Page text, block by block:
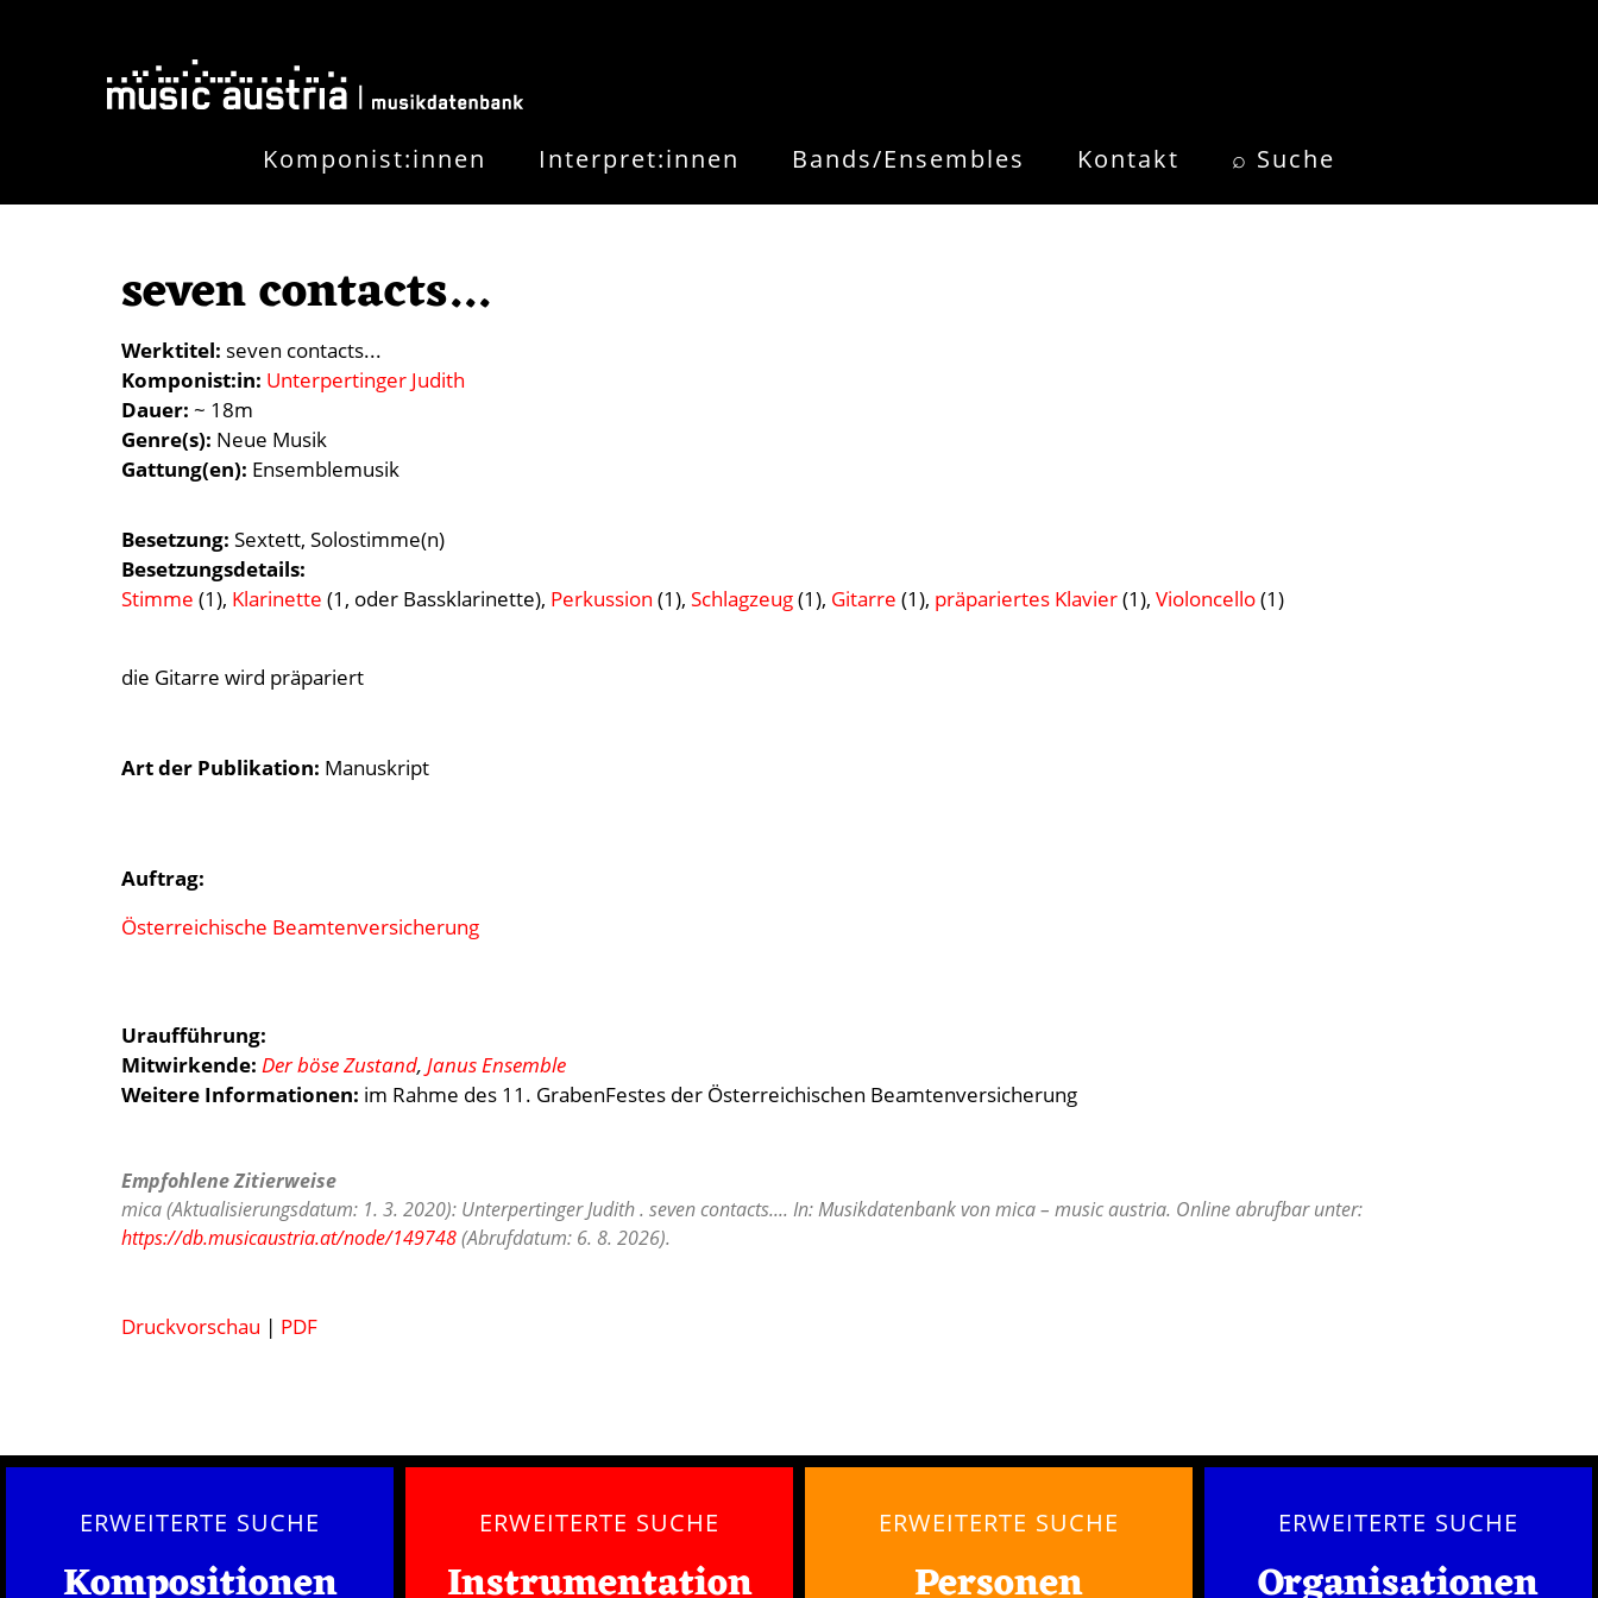
Komponist:innen Interpret:innen Bands/Ensembles Kontakt ⌕ Suche
seven contacts...
Werktitel seven contacts...
Komponist:in Unterpertinger Judith
Dauer ~ 18m
Genre(s) Neue Musik
Gattung(en) Ensemblemusik
Besetzung Sextett Solostimme(n)
Besetzungsdetails
Stimme (1), Klarinette (1, oder Bassklarinette), Perkussion (1), Schlagzeug(1), Gitarre (1), präpariertes Klavier(1), Violoncello(1)
die Gitarre wird präpariert
Art der Publikation Manuskript
Auftrag:
Österreichische Beamtenversicherung
Uraufführung:
Mitwirkende: Der böse Zustand, Janus Ensemble
Weitere Informationen: im Rahme des 11. GrabenFestes der Österreichischen Beamtenversicherung
Empfohlene Zitierweise
mica (Aktualisierungsdatum: 1. 3. 2020): Unterpertinger Judith . seven contacts.... In: Musikdatenbank von mica – music austria. Online abrufbar unter:
https://db.musicaustria.at/node/149748(Abrufdatum: 6. 8. 2026).
Druckvorschau | PDF
ERWEITERTE SUCHE
Kompositionen
ERWEITERTE SUCHE
Instrumentation
ERWEITERTE SUCHE
Personen
ERWEITERTE SUCHE
Organisationen